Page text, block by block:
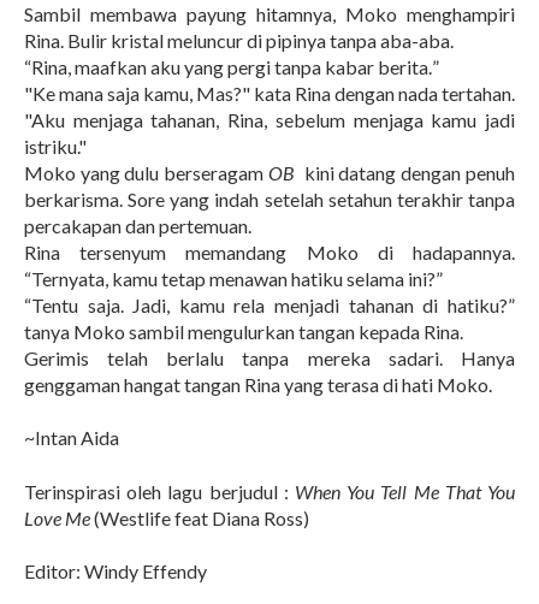
Sambil membawa payung hitamnya, Moko menghampiri
Rina. Bulir kristal meluncur di pipinya tanpa aba-aba.
“Rina, maafkan aku yang pergi tanpa kabar berita.”
"Ke mana saja kamu, Mas?" kata Rina dengan nada tertahan.
"Aku menjaga tahanan, Rina, sebelum menjaga kamu jadi
istriku."
Moko yang dulu berseragamOB kini datang dengan penuh
berkarisma. Sore yang indah setelah setahun terakhir tanpa
percakapan dan pertemuan.
Rina tersenyum memandang Moko di hadapannya.
“Ternyata, kamu tetap menawan hatiku selama ini?”
“Tentu saja. Jadi, kamu rela menjadi tahanan di hatiku?”
tanya Moko sambil mengulurkan tangan kepada Rina.
Gerimis telah berlalu tanpa mereka sadari. Hanya
genggaman hangat tangan Rina yang terasa di hati Moko.
~Intan Aida
Terinspirasi oleh lagu berjudul : When You Tell Me That You
Love Me(Westlife feat Diana Ross)
Editor: Windy Effendy